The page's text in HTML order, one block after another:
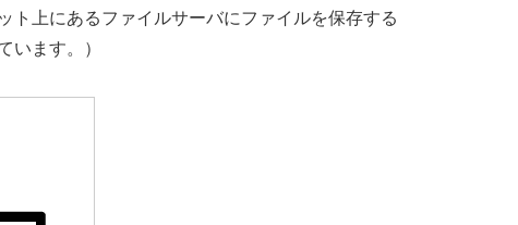
ト上にあるファイルサーバにファイルを保存する
ます。）